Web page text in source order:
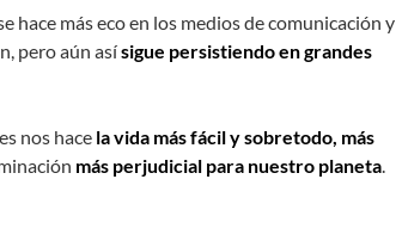
hace más eco en los medios de comunicación y
pero aún asísigue persistiendo en grandes
nos hace la vida más fácil y sobretodo, más
más perjudicial para nuestro planeta.